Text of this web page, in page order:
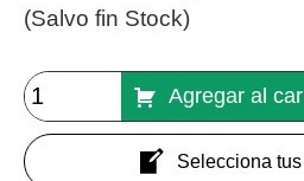
(Salvo fin Stock)
Agregar al
Selecciona